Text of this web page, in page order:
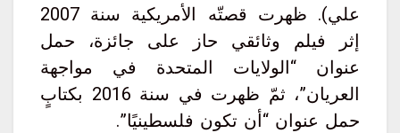
علي). ظهرت قصتّه الأمريكية سنة 2007
إثر فيلم وثائقي حاز على جائزة، حمل
عنوان “الولايات المتحدة في مواجهة
العريان”، ثمّ ظهرت في سنة 2016 بكتابٍ
حمل عنوان “أن تكون فلسطينيًا”.